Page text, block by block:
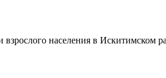
населения в Искитимском